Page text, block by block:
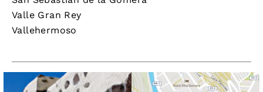
Valle Gran Rey
Vallehermoso